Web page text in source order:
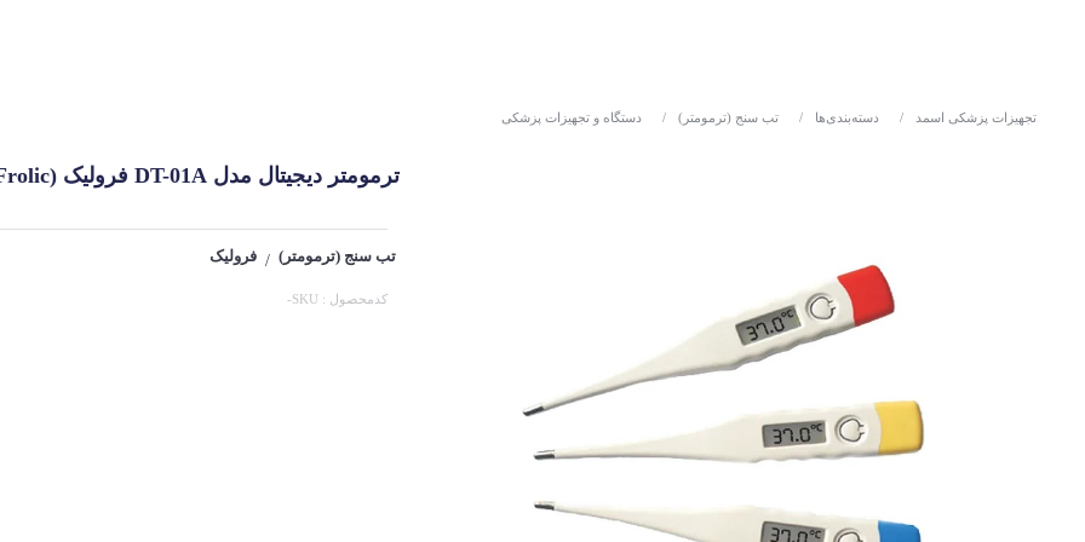
تجهیزات پزشکی اسمد / دسته‌بندی‌ها / تب سنج (ترمومتر) / دستگاه و تجهیزات پزشکی
ترمومتر دیجیتال مدل DT-01A فرولیک (Frolic)
تب سنج (ترمومتر) / فرولیک
کدمحصول : SKU-